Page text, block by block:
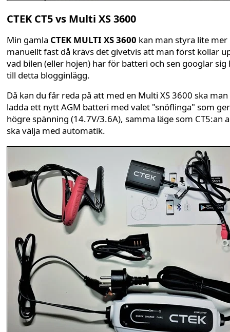
CTEK CT5 vs Multi XS 3600
Min gamla CTEK MULTI XS 3600 kan man styra lite mer
manuellt fast då krävs det givetvis att man först kollar
vad bilen (eller hojen) har för batteri och sen googlar sig
till detta blogginlägg.
Då kan du får reda på att med en Multi XS 3600 ska man
ladda ett nytt AGM batteri med valet "snöflinga" som
högre spänning (14.7V/3.6A), samma läge som CT5:an
ska välja med automatik.